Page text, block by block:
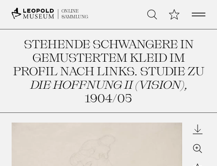
ONLINE
SAMMLUNG
Suche Meine Open
STEHENDE SCHWANGERE IN
GEMUSTERTEM KLEID IM
PROFIL NACH LINKS. STUDIE ZU
DIE HOFFNUNG II (VISION),
1904/05
Zoom